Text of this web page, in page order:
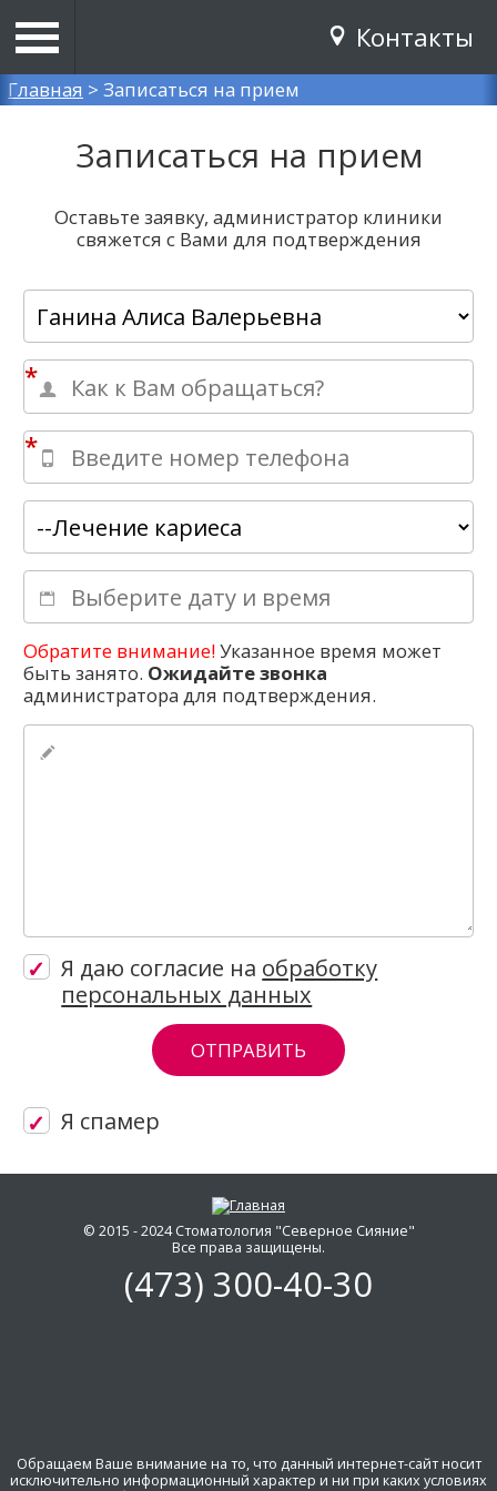
Контакты
Вы здесь
Главная > Записаться на прием
Записаться на прием
Оставьте заявку, администратор клиники
свяжется с Вами для подтверждения
*
*
Обратите внимание!Указанное время может
быть занято. Ожидайте звонка
администратора для подтверждения.
Я даю согласие на обработку
персональных данных
Скажите, привет!
Я спамер
© 2015 - 2024 Стоматология "Северное Сияние"
Все права защищены.
(473) 300-40-30
Обращаем Ваше внимание на то, что данный интернет-сайт носит
исключительно информационный характер и ни при каких условиях